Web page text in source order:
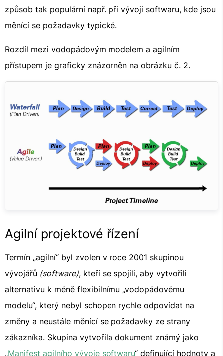
způsob tak populární např. při vývoji softwaru, kde jsou
měnící se požadavky typické.
Rozdíl mezi vodopádovým modelem a agilním
přístupem je graficky znázorněn na obrázku č. 2.
Agilní projektové řízení
Termín „agilní“ byl zvolen v roce 2001 skupinou
vývojářů (software), kteří se spojili, aby vytvořili
alternativu k méně flexibilnímu „vodopádovému
modelu“, který nebyl schopen rychle odpovídat na
změny a neustále měnící se požadavky ze strany
zákazníka. Skupina vytvořila dokument známý jako
„Manifest agilního vývoje softwaru“ definující hodnoty a